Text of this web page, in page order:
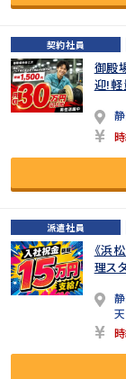
契約社員
御殿
迎!軽
派遣社員
《浜
理ス